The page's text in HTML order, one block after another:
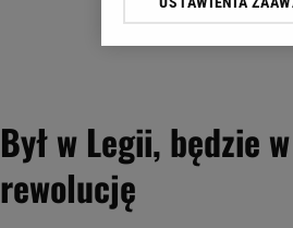
Był w Legii, będzie
rewolucję
Klikając „Akceptuję”
Zaufanych Partnerów i
My, nasi Zaufani
Użycie dokładnych
Przechowywanie
badnie odbiorców i